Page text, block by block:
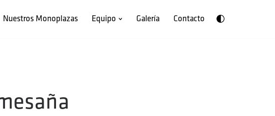
Nuestros Monoplazas Equipo Galería Contacto